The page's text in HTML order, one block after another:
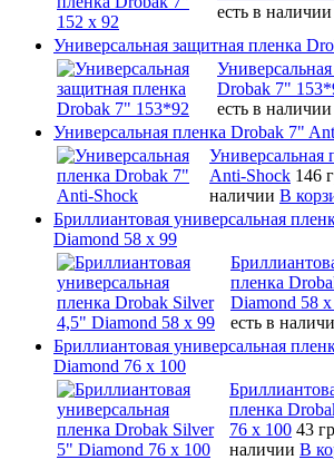
есть в наличии
Универсальная защитная пленка
Drobak 7"
есть в наличии
Универсальная пленка Drobak 7"
Универсальная
Anti-Shock 146
наличии В
Бриллиантовая универсальная
Diamond 58 х 99
пленка
Diamond 58
есть в
Бриллиантовая универсальная
Diamond 76 х 100
пленка
76 х 100 43
наличии В